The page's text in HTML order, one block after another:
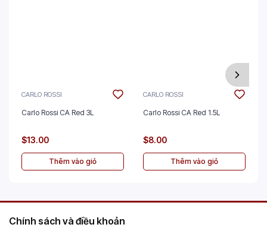
CARLO ROSSI
Carlo Rossi CA Red 3L
$13.00
Thêm vào giỏ
CARLO ROSSI
Carlo Rossi CA Red 1.5L
$8.00
Thêm vào giỏ
Chính sách và điều khoản